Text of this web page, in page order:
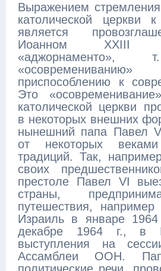
Выражением стремления
католической церкви
является
Иоанном XXIII
приспособлению к
Это
католической церкви
в некоторых внешних
нынешний папа Павел
от некоторых
традиций. Так,
своих
престоле Павел VI
страны,
путешествия,
Израиль в январе
декабре 1964 г., в
выступления на
Ассамблеи ООН.